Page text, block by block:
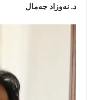
د. نەوزاد جەمال